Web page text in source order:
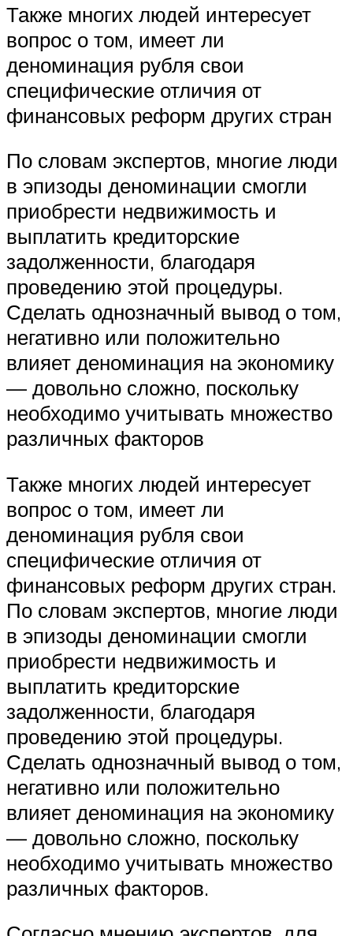
Также многих людей интересует
вопрос о том, имеет ли
деноминация рубля свои
специфические отличия от
финансовых реформ других стран
По словам экспертов, многие люди
в эпизоды деноминации смогли
приобрести недвижимость и
выплатить кредиторские
задолженности, благодаря
проведению этой процедуры.
Сделать однозначный вывод о том,
негативно или положительно
влияет деноминация на экономику
— довольно сложно, поскольку
необходимо учитывать множество
различных факторов
Также многих людей интересует
вопрос о том, имеет ли
деноминация рубля свои
специфические отличия от
финансовых реформ других стран.
По словам экспертов, многие люди
в эпизоды деноминации смогли
приобрести недвижимость и
выплатить кредиторские
задолженности, благодаря
проведению этой процедуры.
Сделать однозначный вывод о том,
негативно или положительно
влияет деноминация на экономику
— довольно сложно, поскольку
необходимо учитывать множество
различных факторов.